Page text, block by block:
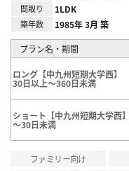
間取り 1LDK
築年数 1985年 3月 築
プラン名・期間
ロング【中九州短期大学西】
30日以上～360日未満
ショート【中九州短期大学西】
～30日未満
ファミリー向け